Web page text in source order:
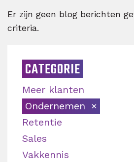
Er zijn geen blog berichten
criteria.
CATEGORIE
Meer klanten
Ondernemen
Retentie
Sales
Vakkennis